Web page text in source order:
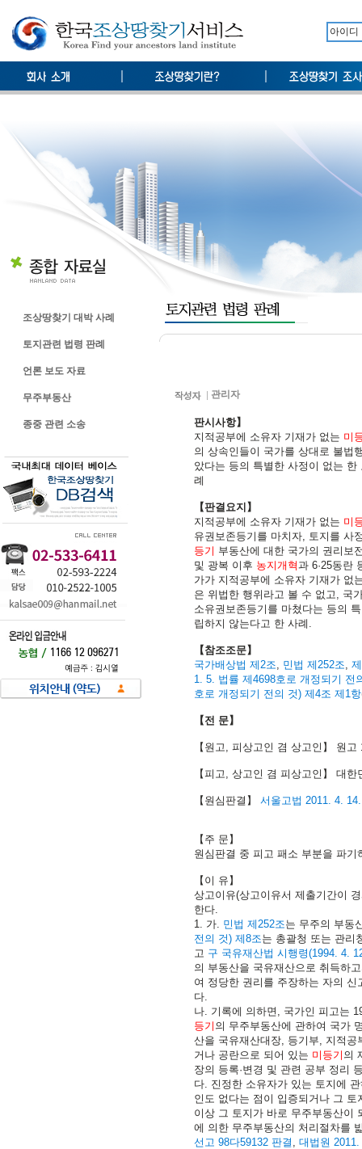
조상땅찾기 대박 사례
토지관련 법령 판례
언론 보도 자료
무주부동산
종중 관련 소송
관리자
판시사항】
지적공부에 소유자 기재가 없는 미
의 상속인들이 국가를 상대로 불법
았다는 등의 특별한 사정이 없는
례
【판결요지】
지적공부에 소유자 기재가 없는 미
유권보존등기를 마치자, 토지를 사
등기 부동산에 대한 국가의 권리보
및 광복 이후 농지개혁과 6·25동란
가가 지적공부에 소유자 기재가 없
은 위법한 행위라고 볼 수 없고, 국
소유권보존등기를 마쳤다는 등의
립하지 않는다고 한 사례.
【참조조문】
국가배상법 제2조, 민법 제252조,
1. 5. 법률 제4698호로 개정되기 전
호로 개정되기 전의 것) 제4조 제1항
【전 문】
【원고, 피상고인 겸 상고인】 원
【피고, 상고인 겸 피상고인】 대한
【원심판결】 서울고법 2011. 4.
【주 문】
원심판결 중 피고 패소 부분을 파
【이 유】
상고이유(상고이유서 제출기간이
한다.
1. 가. 민법 제252조는 무주의 부동
전의 것) 제8조는 총괄청 또는 관리
고 구 국유재산법 시행령(1994. 4.
의 부동산을 국유재산으로 취득하
여 정당한 권리를 주장하는 자의
다.
나. 기록에 의하면, 국가인 피고는
등기 의 무주부동산에 관하여 국가
산을 국유재산대장, 등기부, 지적공
거나 공란으로 되어 있는 미등기 의
장의 등록·변경 및 관련 공부 정리
다. 진정한 소유자가 있는 토지에
인도 없다는 점이 입증되거나 그
이상 그 토지가 바로 무주부동산이
에 의한 무주부동산의 처리절차를
선고 98다59132 판결 , 대법원